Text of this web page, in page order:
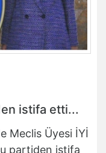
istifa etti...
Meclis Üyesi İYİ
partiden istifa